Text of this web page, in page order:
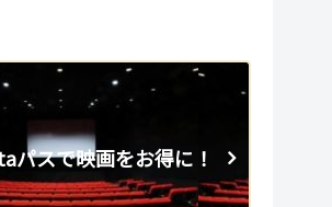
パスで映画をお得に！